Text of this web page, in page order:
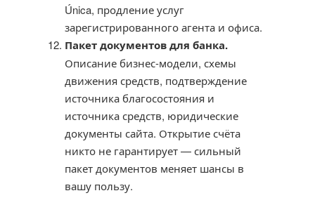
Única, продление услуг
зарегистрированного агента и офиса.
Пакет документов для банка.
Описание бизнес-модели, схемы
движения средств, подтверждение
источника благосостояния и
источника средств, юридические
документы сайта. Открытие счёта
никто не гарантирует — сильный
пакет документов меняет шансы в
вашу пользу.